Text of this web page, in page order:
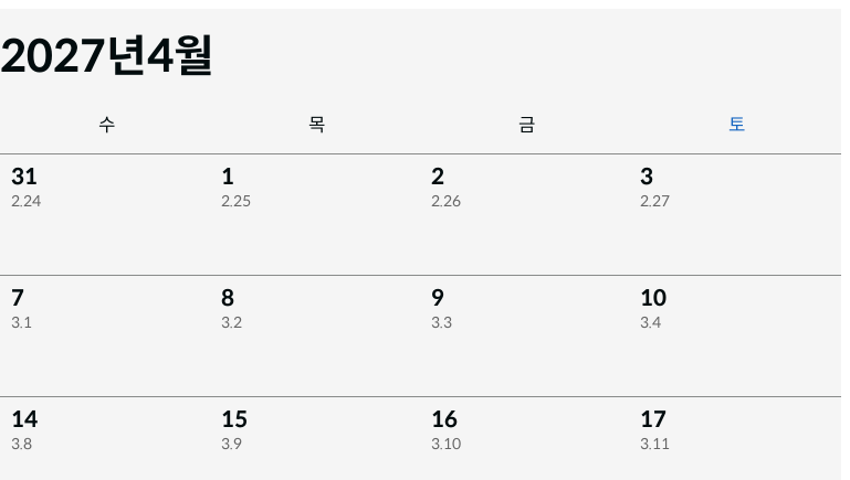
2027년4월
수 목 금 토
31
2.24
1
2.25
2
2.26
3
2.27
7
3.1
8
3.2
9
3.3
10
3.4
14
3.8
15
3.9
16
3.10
17
3.11